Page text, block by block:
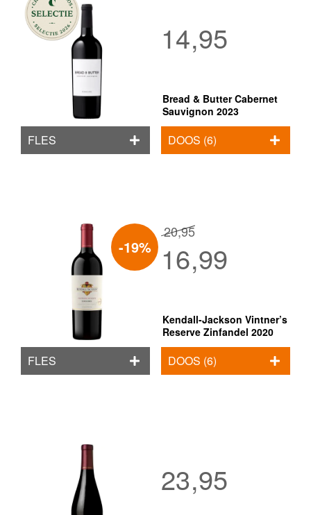
Bread & Butter Cabernet
Sauvignon 2023
14,95
FLES DOOS (6)
-19%
Kendall-Jackson Vintner’s
Reserve Zinfandel 2020
16,99
20,95
FLES DOOS (6)
23,95